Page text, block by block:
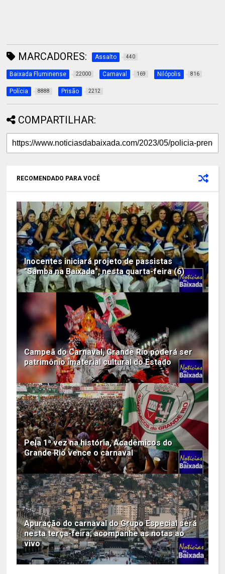
MARCADORES: Assalto 440
Baixada Fluminense 22000 Carnaval 169 Nilópolis 816
Polícia 8888 Prisão 2212
COMPARTILHAR:
RECOMENDADO PARA VOCÊ
Inocentes iniciará projeto de passistas
"Samba na Baixada", nesta quarta-feira (6)
Campeã do Carnaval, Grande Rio poderá ser
patrimônio imaterial cultural do Estado
Pela 1ª vez na história, Acadêmicos do
Grande Rio vence o carnaval
Apuração do carnaval do Grupo Especial será
nesta terça-feira; acompanhe as notas ao
vivo